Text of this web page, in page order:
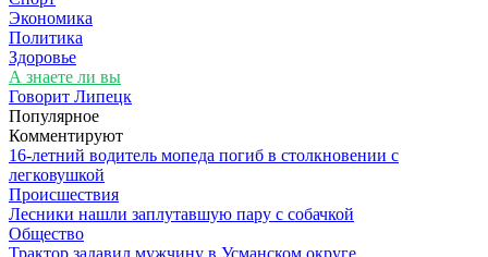
Экономика
Политика
Здоровье
А знаете ли вы
Говорит Липецк
Популярное
Комментируют
16-летний водитель мопеда погиб в столкновении с
легковушкой
Происшествия
Лесники нашли заплутавшую пару с собачкой
Общество
Трактор задавил мужчину в Усманском округе